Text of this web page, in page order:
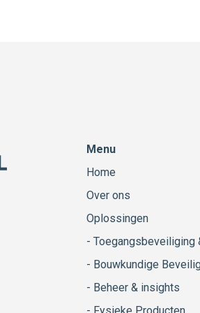
Menu
Home
Over ons
Oplossingen
- Toegangsbeveiliging
- Bouwkundige
- Beheer & insights